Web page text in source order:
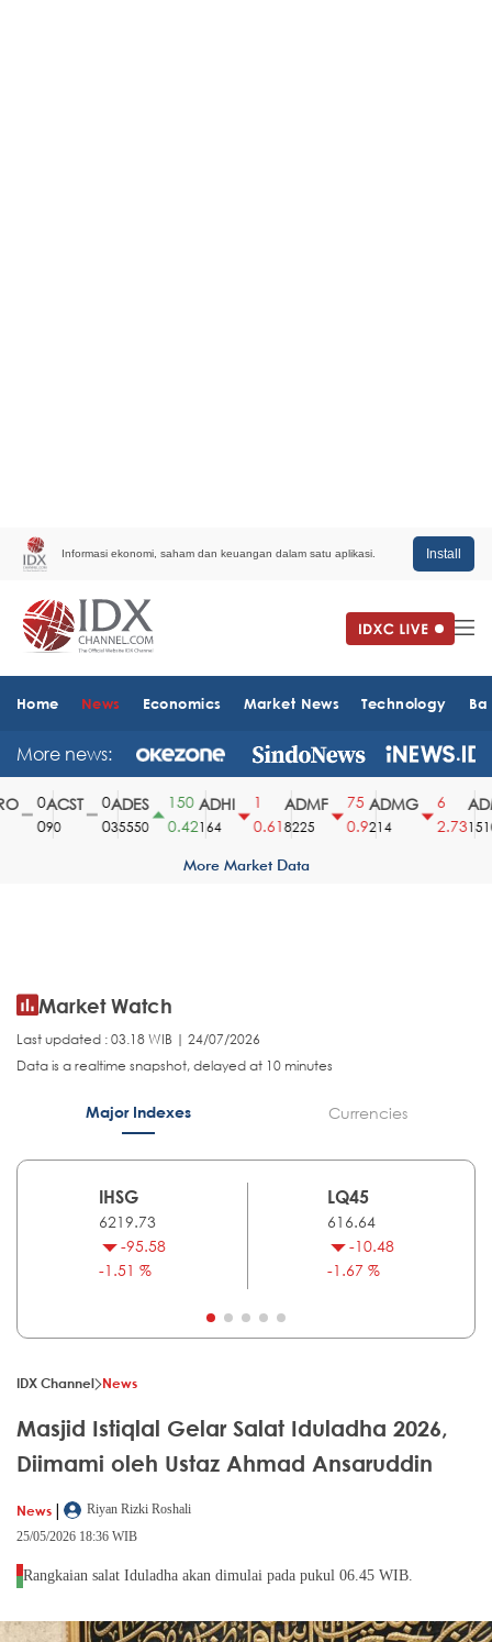
Informasi ekonomi, saham dan keuangan dalam satu aplikasi. Install
Home News Economics Market News Technology
More news:
ACST
90
ADES
35550
150
0.42
ADHI
164
0.61
ADMF
8225
75
0.9
ADMG
214
2.731510
More Market Data
Market Watch
Last updated : 03.18 WIB | 24/07/2026
Data is a realtime snapshot, delayed at 10 minutes
Major Indexes Currencies
IHSG
6219.73
-95.58
-1.51 %
LQ45
616.64
-10.48
-1.67 %
IDX Channel News
Masjid Istiqlal Gelar Salat Iduladha 2026,
Diimami oleh Ustaz Ahmad Ansaruddin
News |
Riyan Rizki Roshali
25/05/2026 18:36 WIB
Rangkaian salat Iduladha akan dimulai pada pukul 06.45 WIB.